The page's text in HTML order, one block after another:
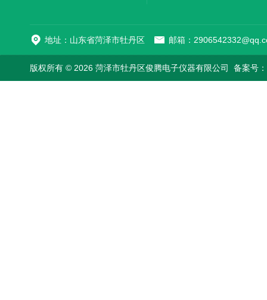
地址：山东省菏泽市牡丹区 邮箱：
版权所有 © 2026 菏泽市牡丹区俊腾电子仪器有限公司 备案号